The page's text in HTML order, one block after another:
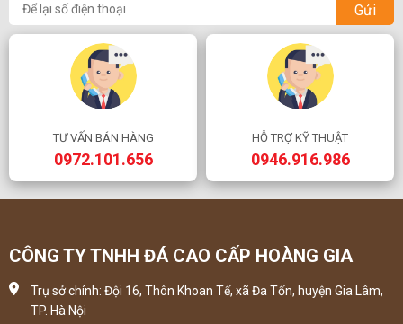
Gửi
TƯ VẤN BÁN HÀNG
0972.101.656
HỖ TRỢ KỸ THUẬT
0946.916.986
CÔNG TY TNHH ĐÁ CAO CẤP HOÀNG GIA
Trụ sở chính: Đội 16, Thôn Khoan Tế, xã Đa Tốn, huyện Gia Lâm,
TP. Hà Nội